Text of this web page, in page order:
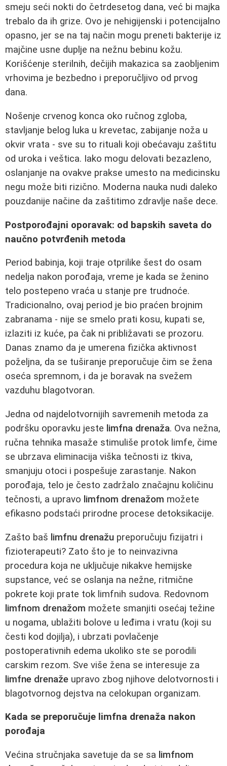
smeju seći nokti do četrdesetog dana, već bi majka
trebalo da ih grize. Ovo je nehigijenski i potencijalno
opasno, jer se na taj način mogu preneti bakterije iz
majčine usne duplje na nežnu bebinu kožu.
Korišćenje sterilnih, dečijih makazica sa zaobljenim
vrhovima je bezbedno i preporučljivo od prvog
dana.
Nošenje crvenog konca oko ručnog zgloba,
stavljanje belog luka u krevetac, zabijanje noža u
okvir vrata - sve su to rituali koji obećavaju zaštitu
od uroka i veštica. Iako mogu delovati bezazleno,
oslanjanje na ovakve prakse umesto na medicinsku
negu može biti rizično. Moderna nauka nudi daleko
pouzdanije načine da zaštitimo zdravlje naše dece.
Postporođajni oporavak: od bapskih saveta do
naučno potvrđenih metoda
Period babinja, koji traje otprilike šest do osam
nedelja nakon porođaja, vreme je kada se ženino
telo postepeno vraća u stanje pre trudnoće.
Tradicionalno, ovaj period je bio praćen brojnim
zabranama - nije se smelo prati kosu, kupati se,
izlaziti iz kuće, pa čak ni približavati se prozoru.
Danas znamo da je umerena fizička aktivnost
poželjna, da se tuširanje preporučuje čim se žena
oseća spremnom, i da je boravak na svežem
vazduhu blagotvoran.
Jedna od najdelotvornijih savremenih metoda za
podršku oporavku jeste limfna drenaža. Ova nežna,
ručna tehnika masaže stimuliše protok limfe, čime
se ubrzava eliminacija viška tečnosti iz tkiva,
smanjuju otoci i pospešuje zarastanje. Nakon
porođaja, telo je često zadržalo značajnu količinu
tečnosti, a upravo limfnom drenažom možete
efikasno podstaći prirodne procese detoksikacije.
Zašto baš limfnu drenažu preporučuju fizijatri i
fizioterapeuti? Zato što je to neinvazivna
procedura koja ne uključuje nikakve hemijske
supstance, već se oslanja na nežne, ritmične
pokrete koji prate tok limfnih sudova. Redovnom
limfnom drenažom možete smanjiti osećaj težine
u nogama, ublažiti bolove u leđima i vratu (koji su
česti kod dojilja), i ubrzati povlačenje
postoperativnih edema ukoliko ste se porodili
carskim rezom. Sve više žena se interesuje za
limfne drenaže upravo zbog njihove delotvornosti i
blagotvornog dejstva na celokupan organizam.
Kada se preporučuje limfna drenaža nakon
porođaja
Većina stručnjaka savetuje da se sa limfnom